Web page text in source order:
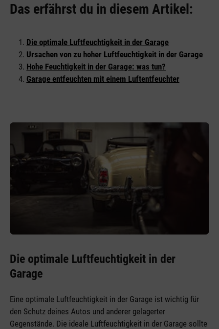
Das erfährst du in diesem Artikel:
Die optimale Luftfeuchtigkeit in der Garage
Ursachen von zu hoher Luftfeuchtigkeit in der Garage
Hohe Feuchtigkeit in der Garage: was tun?
Garage entfeuchten mit einem Luftentfeuchter
Die optimale Luftfeuchtigkeit in der
Garage
Eine optimale Luftfeuchtigkeit in der Garage ist wichtig für
den Schutz deines Autos und anderer gelagerter
Gegenstände. Die ideale Luftfeuchtigkeit in der Garage sollte